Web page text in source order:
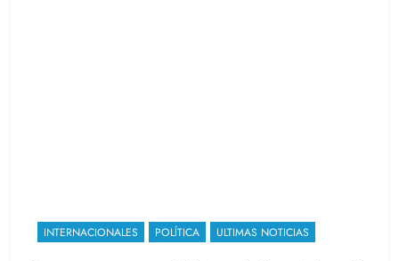
INTERNACIONALES POLÍTICA ULTIMAS NOTICIAS